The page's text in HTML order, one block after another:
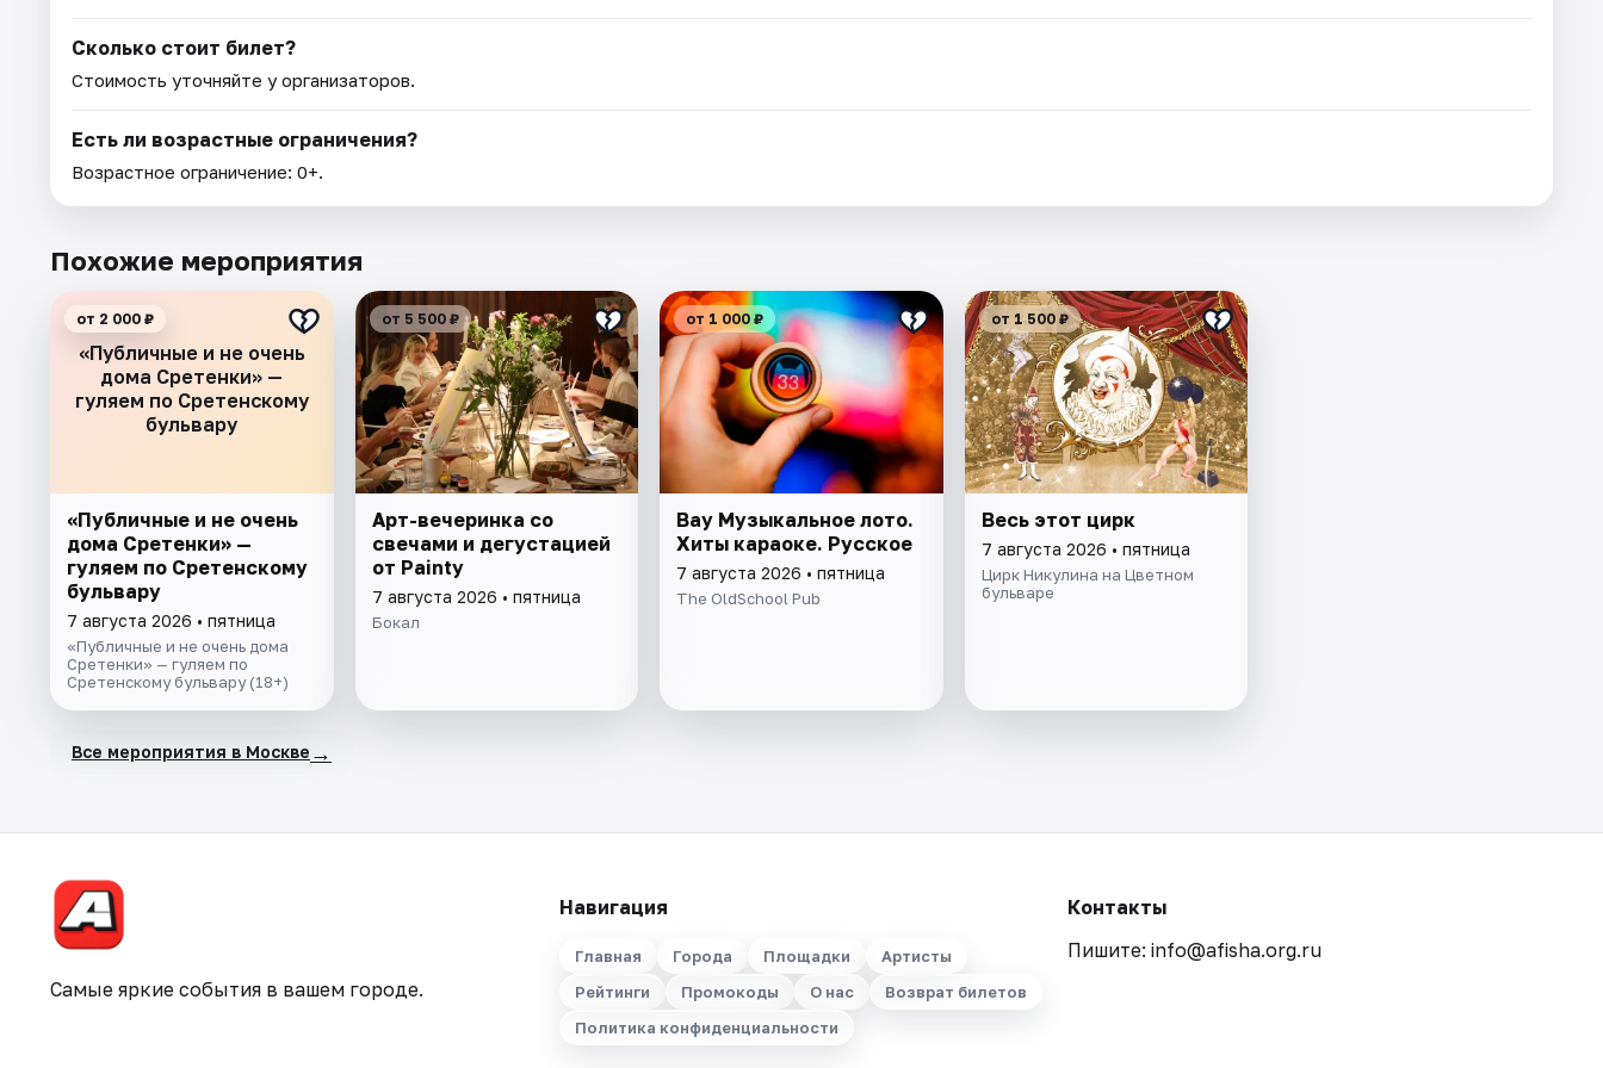
Сколько стоит билет?
Стоимость уточняйте у организаторов.
Есть ли возрастные ограничения?
Возрастное ограничение: 0+.
Похожие мероприятия
«Публичные и не очень
дома Сретенки» —
гуляем по Сретенскому
бульвару
от 2 000 ₽
«Публичные и не очень
дома Сретенки» —
гуляем по Сретенскому
бульвару
7 августа 2026 • пятница
«Публичные и не очень дома
Сретенки» — гуляем по
Сретенскому бульвару (18+)
от 5 500 ₽
Арт-вечеринка со
свечами и дегустацией
от Painty
7 августа 2026 • пятница
Бокал
от 1 000 ₽
Вау Музыкальное лото.
Хиты караоке. Русское
7 августа 2026 • пятница
The OldSchool Pub
от 1 500 ₽
Весь этот цирк
7 августа 2026 • пятница
Цирк Никулина на Цветном
бульваре
Все мероприятия в Москве →
Самые яркие события в вашем городе.
Навигация
Главная Города Площадки
Артисты
Рейтинги
Промокоды О нас
Возврат билетов
Политика конфиденциальности
Контакты
Пишите: info@afisha.org.ru